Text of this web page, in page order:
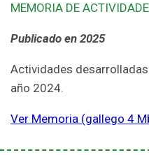
MEMORIA DE
Publicado en 2025
Actividades
año 2024.
Ver Memoria (gallego 4